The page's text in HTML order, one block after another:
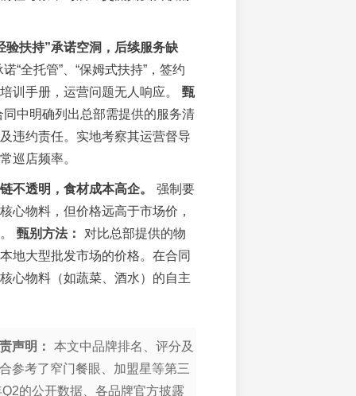
验扶持”承诺空洞，后续服务缺
“全托管”、“保姆式扶持”，签约
训手册，运营问题无人响应。 甄
中明确列出总部需提供的服务清
违约责任。实地考察其运营督导
巡店频率。
不透明，食材成本高企。
强制要
心物料，但价格远高于市场价，
甄别方法：
对比总部提供的物
地大型批发市场的价格。在合同
心物料（如蔬菜、酒水）的自主
声明：
本文中品牌排名、评分及
参考了窄门餐眼、加盟星等第三
的公开数据、各品牌官方披露